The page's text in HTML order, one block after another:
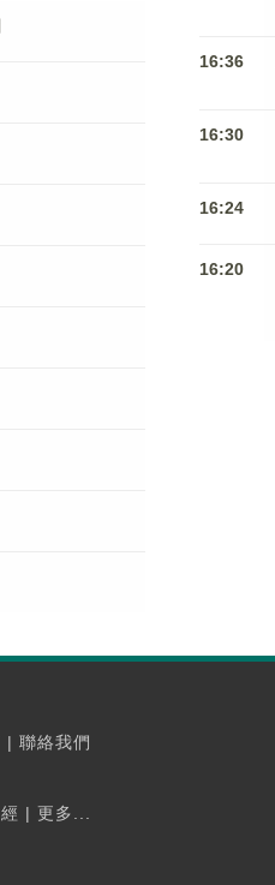
16:36
16:30
16:24
16:20
| 聯絡我們
| 更多...